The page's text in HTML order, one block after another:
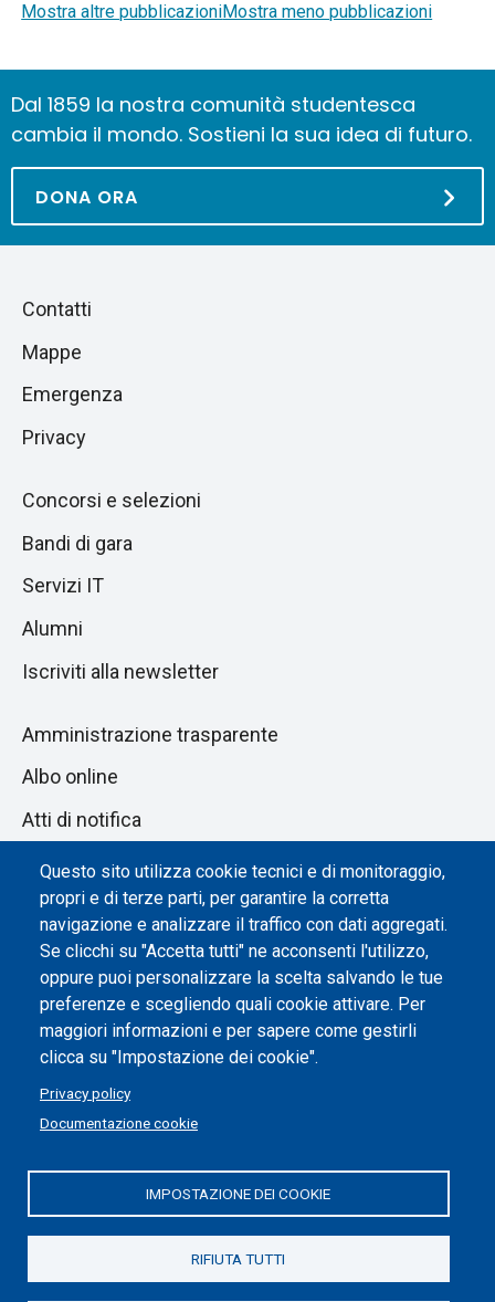
Mostra altre pubblicazioniMostra meno pubblicazioni
Questo sito utilizza cookie tecnici e di monitoraggio,
propri e di terze parti, per garantire la corretta
navigazione e analizzare il traffico con dati aggregati.
Se clicchi su "Accetta tutti" ne acconsenti l'utilizzo,
oppure puoi personalizzare la scelta salvando le tue
preferenze e scegliendo quali cookie attivare. Per
maggiori informazioni e per sapere come gestirli
clicca su "Impostazione dei cookie".
Privacy policy
Documentazione cookie
IMPOSTAZIONE DEI COOKIE
RIFIUTA TUTTI
Dal 1859 la nostra comunità studentesca
cambia il mondo. Sostieni la sua idea di futuro.
DONA ORA
Salta
sezione
Piè
di
pagina
Contatti
Mappe
Emergenza
Privacy
Concorsi e selezioni
Bandi di gara
Servizi IT
Alumni
Iscriviti alla newsletter
Amministrazione trasparente
Albo online
Atti di notifica
Dichiarazione di accessibilità
Impostazione dei cookie
Politecnico di Torino | Corso Duca degli Abruzzi, 24 | 10129
Torino, ITALIA | P.IVA/C.F. 00518460019 | PEC